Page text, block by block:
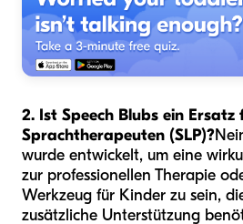
2. Ist Speech Blubs ein Ersatz
Sprachtherapeuten (SLP)?
wurde entwickelt, um eine
zur professionellen Therapie
Werkzeug für Kinder zu sein,
zusätzliche Unterstützung